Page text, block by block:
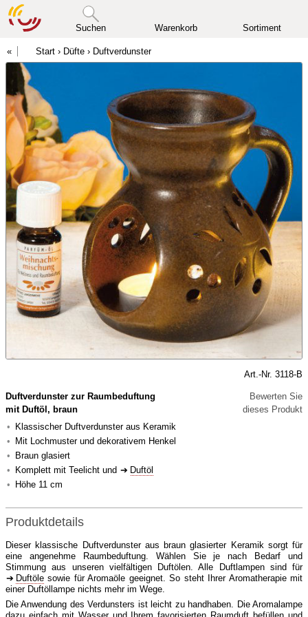
Suchen Warenkorb Sortiment
Start › Düfte › Duftverdunster
Art.-Nr. 3118-B
Duftverdunster zur Raumbeduftung
mit Duftöl, braun
Klassischer Duftverdunster aus Keramik
Mit Lochmuster und dekorativem Henkel
Braun glasiert
Komplett mit Teelicht und
Duftöl
Höhe 11 cm
Bewerten Sie
dieses Produkt
Produktdetails
Dieser klassische Duftverdunster aus braun glasierter Keramik sorgt für
eine angenehme Raumbeduftung. Wählen Sie je nach Bedarf und
Stimmung aus unseren vielfältigen Duftölen. Alle Duftlampen sind für
Duftöle sowie für Aromaöle geeignet. So steht Ihrer Aromatherapie mit
einer Duftöllampe nichts mehr im Wege.
Die Anwendung des Verdunsters ist leicht zu handhaben. Die Aromalampe